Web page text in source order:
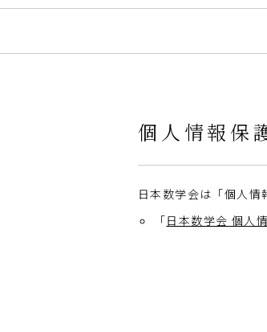
個人情報保
日本数学会は「個人情
「日本数学会 個人